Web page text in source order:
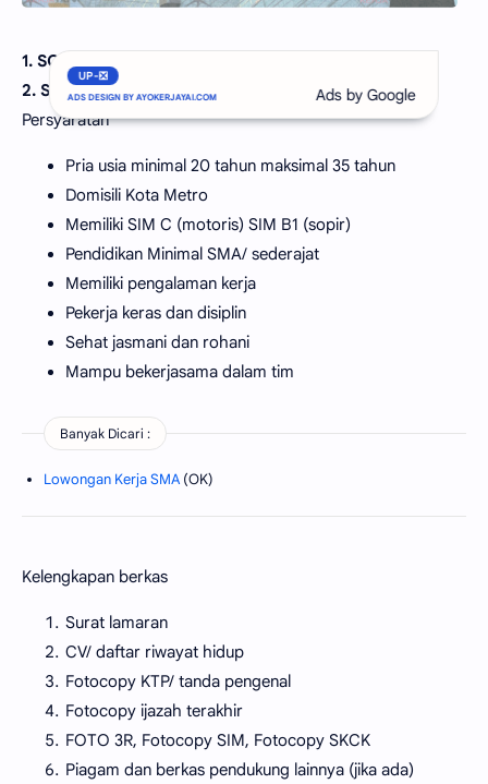
1. SOPIR KANVAS/ TAKING ORDER SIM B1
2. SALES TAKING ORDER & MOTORIS
Persyaratan
Pria usia minimal 20 tahun maksimal 35 tahun
Domisili Kota Metro
Memiliki SIM C (motoris) SIM B1 (sopir)
Pendidikan Minimal SMA/ sederajat
Memiliki pengalaman kerja
Pekerja keras dan disiplin
Sehat jasmani dan rohani
Mampu bekerjasama dalam tim
Banyak Dicari :
Lowongan Kerja SMA (OK)
Kelengkapan berkas
Surat lamaran
CV/ daftar riwayat hidup
Fotocopy KTP/ tanda pengenal
Fotocopy ijazah terakhir
FOTO 3R, Fotocopy SIM, Fotocopy SKCK
Piagam dan berkas pendukung lainnya (jika ada)
UP-❎